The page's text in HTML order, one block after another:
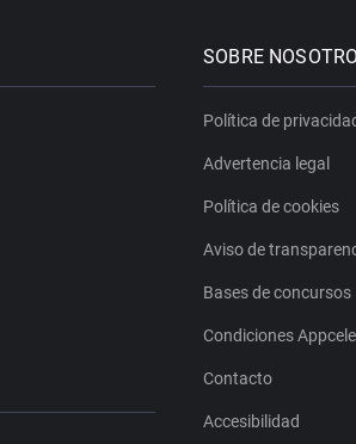
SOBRE
Política de
Advertencia legal
Política de cookies
Aviso de
Bases de concursos
Condiciones
Contacto
Accesibilidad